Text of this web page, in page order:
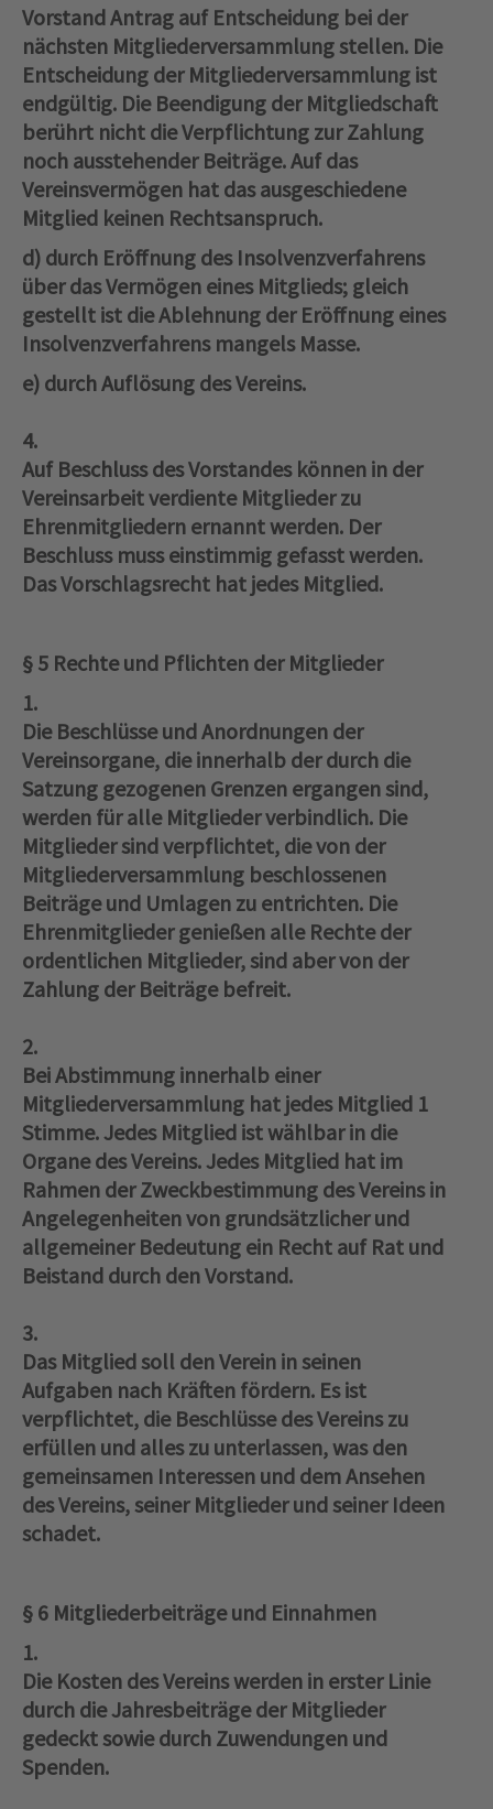
Vorstand Antrag auf Entscheidung bei der
nächsten Mitgliederversammlung stellen. Die
Entscheidung der Mitgliederversammlung ist
endgültig. Die Beendigung der Mitgliedschaft
berührt nicht die Verpflichtung zur Zahlung
noch ausstehender Beiträge. Auf das
Vereinsvermögen hat das ausgeschiedene
Mitglied keinen Rechtsanspruch.
d) durch Eröffnung des Insolvenzverfahrens
über das Vermögen eines Mitglieds; gleich
gestellt ist die Ablehnung der Eröffnung eines
Insolvenzverfahrens mangels Masse.
e) durch Auflösung des Vereins.
4.
Auf Beschluss des Vorstandes können in der
Vereinsarbeit verdiente Mitglieder zu
Ehrenmitgliedern ernannt werden. Der
Beschluss muss einstimmig gefasst werden.
Das Vorschlagsrecht hat jedes Mitglied.
§ 5 Rechte und Pflichten der Mitglieder
1.
Die Beschlüsse und Anordnungen der
Vereinsorgane, die innerhalb der durch die
Satzung gezogenen Grenzen ergangen sind,
werden für alle Mitglieder verbindlich. Die
Mitglieder sind verpflichtet, die von der
Mitgliederversammlung beschlossenen
Beiträge und Umlagen zu entrichten. Die
Ehrenmitglieder genießen alle Rechte der
ordentlichen Mitglieder, sind aber von der
Zahlung der Beiträge befreit.
2.
Bei Abstimmung innerhalb einer
Mitgliederversammlung hat jedes Mitglied 1
Stimme. Jedes Mitglied ist wählbar in die
Organe des Vereins. Jedes Mitglied hat im
Rahmen der Zweckbestimmung des Vereins in
Angelegenheiten von grundsätzlicher und
allgemeiner Bedeutung ein Recht auf Rat und
Beistand durch den Vorstand.
3.
Das Mitglied soll den Verein in seinen
Aufgaben nach Kräften fördern. Es ist
verpflichtet, die Beschlüsse des Vereins zu
erfüllen und alles zu unterlassen, was den
gemeinsamen Interessen und dem Ansehen
des Vereins, seiner Mitglieder und seiner Ideen
schadet.
§ 6 Mitgliederbeiträge und Einnahmen
1.
Die Kosten des Vereins werden in erster Linie
durch die Jahresbeiträge der Mitglieder
gedeckt sowie durch Zuwendungen und
Spenden.